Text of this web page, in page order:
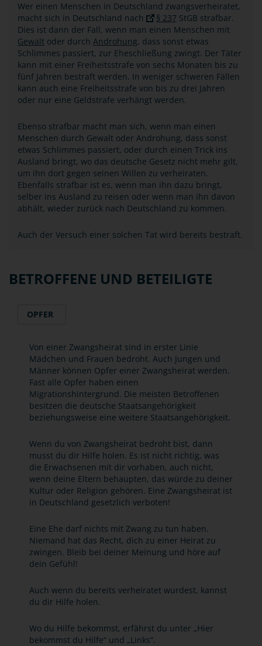
Wer einen Menschen in Deutschland zwangsverheiratet,
macht sich in Deutschland nach
§ 237 StGB strafbar.
Dies ist dann der Fall, wenn man einen Menschen mit
Gewalt oder durch Androhung, dass sonst etwas
Schlimmes passiert, zur Eheschließung zwingt. Der Täter
kann mit einer Freiheitsstrafe von sechs Monaten bis zu
fünf Jahren bestraft werden. In weniger schweren Fällen
kann auch eine Freiheitsstrafe von bis zu drei Jahren
oder nur eine Geldstrafe verhängt werden.
Ebenso strafbar macht man sich, wenn man einen
Menschen durch Gewalt oder Androhung, dass sonst
etwas Schlimmes passiert, oder durch einen Trick ins
Ausland bringt, wo das deutsche Gesetz nicht mehr gilt,
um ihn dort gegen seinen Willen zu verheiraten.
Ebenfalls strafbar ist es, wenn man ihn dazu bringt,
selber ins Ausland zu reisen oder wenn man ihn davon
abhält, wieder zurück nach Deutschland zu kommen.
Auch der Versuch einer solchen Tat wird bereits bestraft.
BETROFFENE UND BETEILIGTE
OPFER
Von einer Zwangsheirat sind in erster Linie
Mädchen und Frauen bedroht. Auch Jungen und
Männer können Opfer einer Zwangsheirat werden.
Fast alle Opfer haben einen
Migrationshintergrund. Die meisten Betroffenen
besitzen die deutsche Staatsangehörigkeit
beziehungsweise eine weitere Staatsangehörigkeit.
Wenn du von Zwangsheirat bedroht bist, dann
musst du dir Hilfe holen. Es ist nicht richtig, was
die Erwachsenen mit dir vorhaben, auch nicht,
wenn deine Eltern behaupten, das würde zu deiner
Kultur oder Religion gehören. Eine Zwangsheirat ist
in Deutschland gesetzlich verboten!
Eine Ehe darf nichts mit Zwang zu tun haben.
Niemand hat das Recht, dich zu einer Heirat zu
zwingen. Bleib bei deiner Meinung und höre auf
dein Gefühl!
Auch wenn du bereits verheiratet wurdest, kannst
du dir Hilfe holen.
Wo du Hilfe bekommst, erfährst du unter „Hier
bekommst du Hilfe“ und „Links“.